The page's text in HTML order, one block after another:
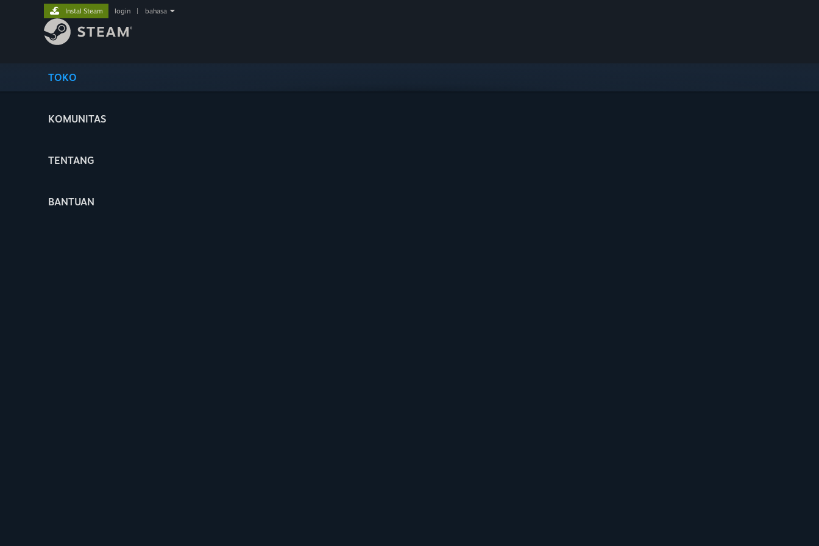
TOKO
KOMUNITAS
TENTANG
BANTUAN
Instal Steam login bahasa